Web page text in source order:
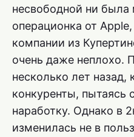
несвободной ни была
операционка от
компании из
очень даже неплохо.
несколько лет назад,
конкуренты, пытаясь
наработку. Однако в
изменилась не в